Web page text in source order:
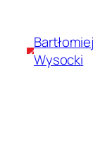
treściBartłomiej
Wysocki